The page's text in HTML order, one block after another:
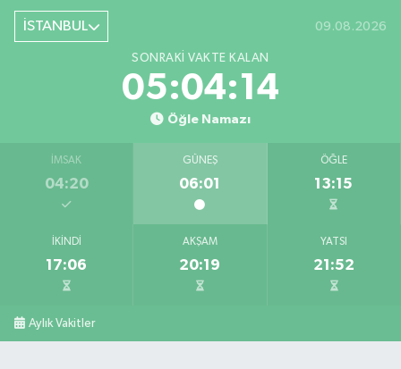
İSTANBUL 09.08.2026
SONRAKI VAKTE KALAN
05:04:14
Öğle Namazı
İMSAK
04:20
GÜNEŞ
06:01
ÖĞLE
13:15
İKINDI
17:06
AKŞAM
20:19
YATSI
21:52
Aylık Vakitler